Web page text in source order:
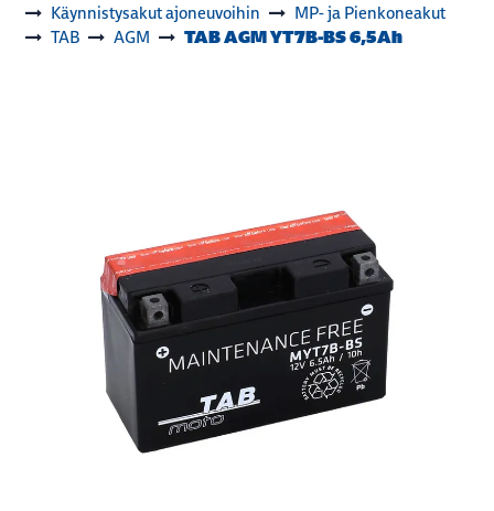
Käynnistysakut ajoneuvoihin
MP- ja Pienkoneakut
TAB
AGM TAB AGM YT7B-BS 6,5Ah